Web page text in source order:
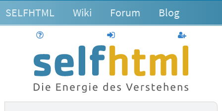
SELFHTML Wiki Forum Blog
anmelden